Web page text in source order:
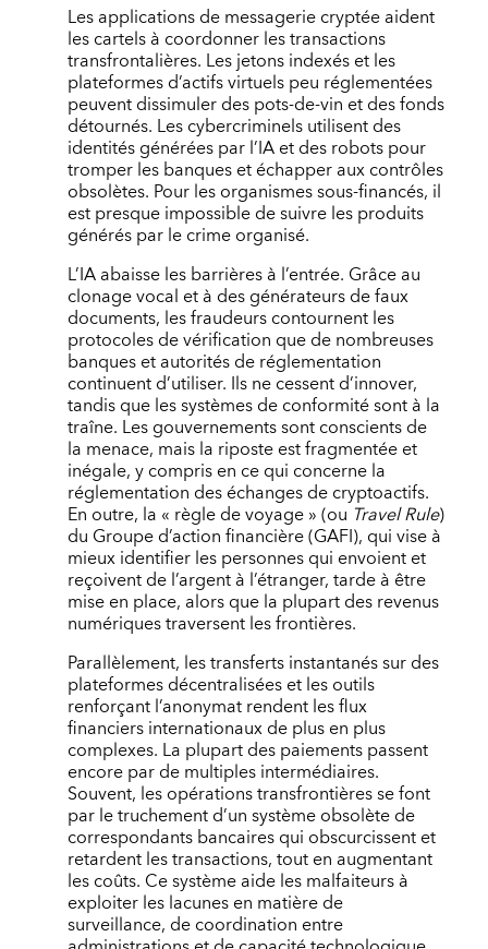
Les applications de messagerie cryptée aident
les cartels à coordonner les transactions
transfrontalières. Les jetons indexés et les
plateformes d’actifs virtuels peu réglementées
peuvent dissimuler des pots-de-vin et des fonds
détournés. Les cybercriminels utilisent des
identités générées par l’IA et des robots pour
tromper les banques et échapper aux contrôles
obsolètes. Pour les organismes sous-financés, il
est presque impossible de suivre les produits
générés par le crime organisé.
L’IA abaisse les barrières à l’entrée. Grâce au
clonage vocal et à des générateurs de faux
documents, les fraudeurs contournent les
protocoles de vérification que de nombreuses
banques et autorités de réglementation
continuent d’utiliser. Ils ne cessent d’innover,
tandis que les systèmes de conformité sont à la
traîne. Les gouvernements sont conscients de
la menace, mais la riposte est fragmentée et
inégale, y compris en ce qui concerne la
réglementation des échanges de cryptoactifs.
En outre, la « règle de voyage » (ou Travel Rule)
du Groupe d’action financière (GAFI), qui vise à
mieux identifier les personnes qui envoient et
reçoivent de l’argent à l’étranger, tarde à être
mise en place, alors que la plupart des revenus
numériques traversent les frontières.
Parallèlement, les transferts instantanés sur des
plateformes décentralisées et les outils
renforçant l’anonymat rendent les flux
financiers internationaux de plus en plus
complexes. La plupart des paiements passent
encore par de multiples intermédiaires.
Souvent, les opérations transfrontières se font
par le truchement d’un système obsolète de
correspondants bancaires qui obscurcissent et
retardent les transactions, tout en augmentant
les coûts. Ce système aide les malfaiteurs à
exploiter les lacunes en matière de
surveillance, de coordination entre